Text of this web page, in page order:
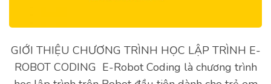
GIỚI THIỆU CHƯƠNG TRÌNH HỌC LẬP TRÌNH E-
ROBOT CODING E-Robot Coding là chương trình